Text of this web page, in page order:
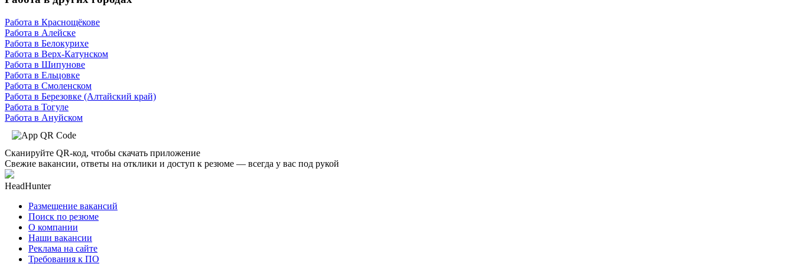
Работа в Краснощёкове
Работа в Алейске
Работа в Белокурихе
Работа в Верх-Катунском
Работа в Шипунове
Работа в Ельцовке
Работа в Смоленском
Работа в Березовке (Алтайский край)
Работа в Тогуле
Работа в Ануйском
Сканируйте QR-код, чтобы скачать приложение
Свежие вакансии, ответы на отклики и доступ к резюме — всегда у вас под рукой
HeadHunter
Размещение вакансий
Поиск по резюме
О компании
Наши вакансии
Реклама на сайте
Требования к ПО